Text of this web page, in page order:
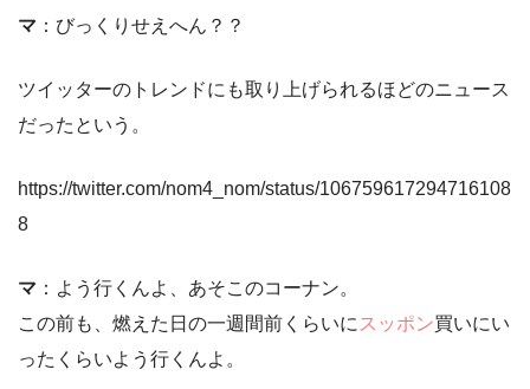
マ ：びっくりせえへん？？
ツイッターのトレンドにも取り上げられるほどのニュース
だったという。
https://twitter.com/nom4_nom/status/106759617294716108
8
マ ：よう行くんよ、あそこのコーナン。
この前も、燃えた日の一週間前くらいにスッポン買いにい
ったくらいよう行くんよ。